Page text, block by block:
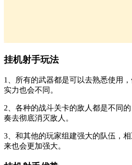
挂机射手玩法
1、所有的武器都是可以去熟悉使用
实力也会不同。
2、各种的战斗关卡的敌人都是不同
奏去彻底消灭敌人。
3、和其他的玩家组建强大的队伍，
来也会更加强大。